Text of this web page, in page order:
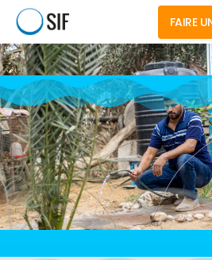
FAIRE